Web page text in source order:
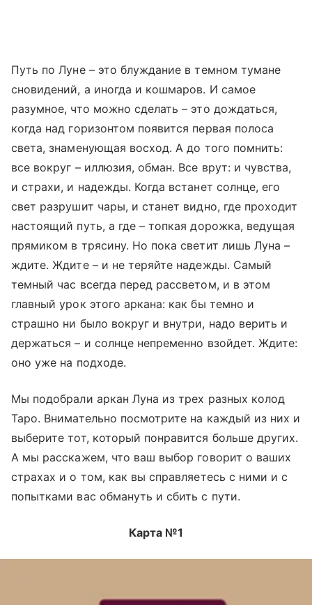
Путь по Луне – это блуждание в темном тумане
сновидений, а иногда и кошмаров. И самое
разумное, что можно сделать – это дождаться,
когда над горизонтом появится первая полоса
света, знаменующая восход. А до того помнить:
все вокруг – иллюзия, обман. Все врут: и чувства,
и страхи, и надежды. Когда встанет солнце, его
свет разрушит чары, и станет видно, где проходит
настоящий путь, а где – топкая дорожка, ведущая
прямиком в трясину. Но пока светит лишь Луна –
ждите. Ждите – и не теряйте надежды. Самый
темный час всегда перед рассветом, и в этом
главный урок этого аркана: как бы темно и
страшно ни было вокруг и внутри, надо верить и
держаться – и солнце непременно взойдет. Ждите:
оно уже на подходе.
Мы подобрали аркан Луна из трех разных колод
Таро. Внимательно посмотрите на каждый из них и
выберите тот, который понравится больше других.
А мы расскажем, что ваш выбор говорит о ваших
страхах и о том, как вы справляетесь с ними и с
попытками вас обмануть и сбить с пути.
Карта №1